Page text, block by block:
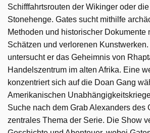
Schifffahrtsrouten der Wikinger oder
Stonehenge. Gates sucht mithilfe
Methoden und historischer Dokumente
Schätzen und verlorenen
untersucht er das Geheimnis von
Handelszentrum im alten Afrika. Eine
konzentriert sich auf die Doan Gang
Amerikanischen
Suche nach dem Grab Alexanders des
zentrales Thema der Serie. Die Show